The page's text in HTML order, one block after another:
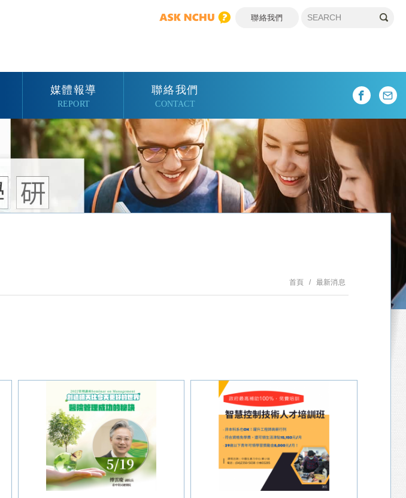
聯絡我們
媒體報導
REPORT
聯絡我們
CONTACT
首頁 最新消息